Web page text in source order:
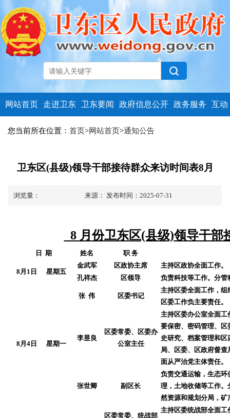
网站首页 走进卫东 卫东要闻 政府信息公开 政务服务 互动
您当前所在位置： 首页>网站首页>通知公告
卫东区(县级)领导干部接待群众来访时间表8月
来源： 发布时间：2025-07-31
浏览量：
8 月份卫东区(县级)领导干部
日 期 姓名 职 务
8月1日 星期五
金武军 区政协主席
主持区政协全面工作。
孔祥杰
区领导 负责科技等工作。分管
8月4日 星期一
张 伟 区委书记
主持区委全面工作，
区委工作负主要责任。
李昱良
区委常委、区委办
公室主任
主持区委办公室全面
要保密、密码管理、
史研究、档案管理和
局、区委、区政府督
面从严治党主体责任。
张世卿 副区长
负责交通运输，生态
理，土地收储等工作
然资源和规划分局，
区委常委、统战部
主持区委统战部全面